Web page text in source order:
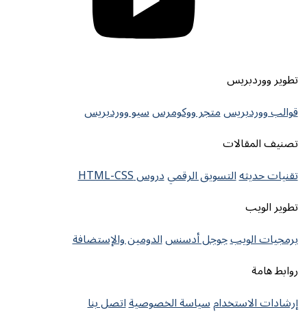
متجر ووكومرسسيو ووردبريس
التسويق الرقميدروس HTML-CSS
جوجل أدسنسالدومين والإستضافة
سياسة الخصوصيةاتصل بنا